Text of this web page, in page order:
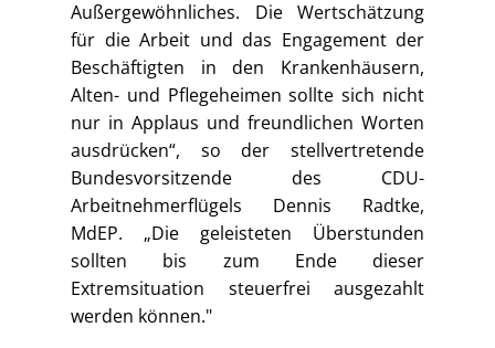
Außergewöhnliches. Die Wertschätzung
für die Arbeit und das Engagement der
Beschäftigten in den Krankenhäusern,
Alten- und Pflegeheimen sollte sich nicht
nur in Applaus und freundlichen Worten
ausdrücken“, so der stellvertretende
Bundesvorsitzende des CDU-
Arbeitnehmerflügels Dennis Radtke,
MdEP. „Die geleisteten Überstunden
sollten bis zum Ende dieser
Extremsituation steuerfrei ausgezahlt
werden können."